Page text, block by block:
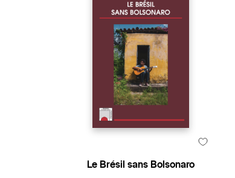
Le Brésil sans Bolsonaro